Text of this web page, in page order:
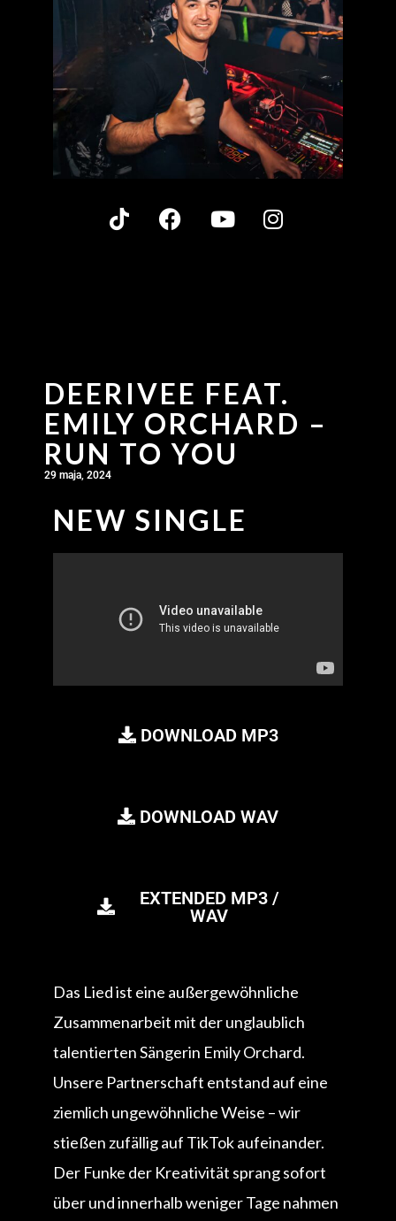
DEERIVEE FEAT.
EMILY ORCHARD –
RUN TO YOU
29 maja, 2024
NEW SINGLE
DOWNLOAD MP3
DOWNLOAD WAV
EXTENDED MP3 /
WAV
Das Lied ist eine außergewöhnliche
Zusammenarbeit mit der unglaublich
talentierten Sängerin Emily Orchard.
Unsere Partnerschaft entstand auf eine
ziemlich ungewöhnliche Weise – wir
stießen zufällig auf TikTok aufeinander.
Der Funke der Kreativität sprang sofort
über und innerhalb weniger Tage nahmen